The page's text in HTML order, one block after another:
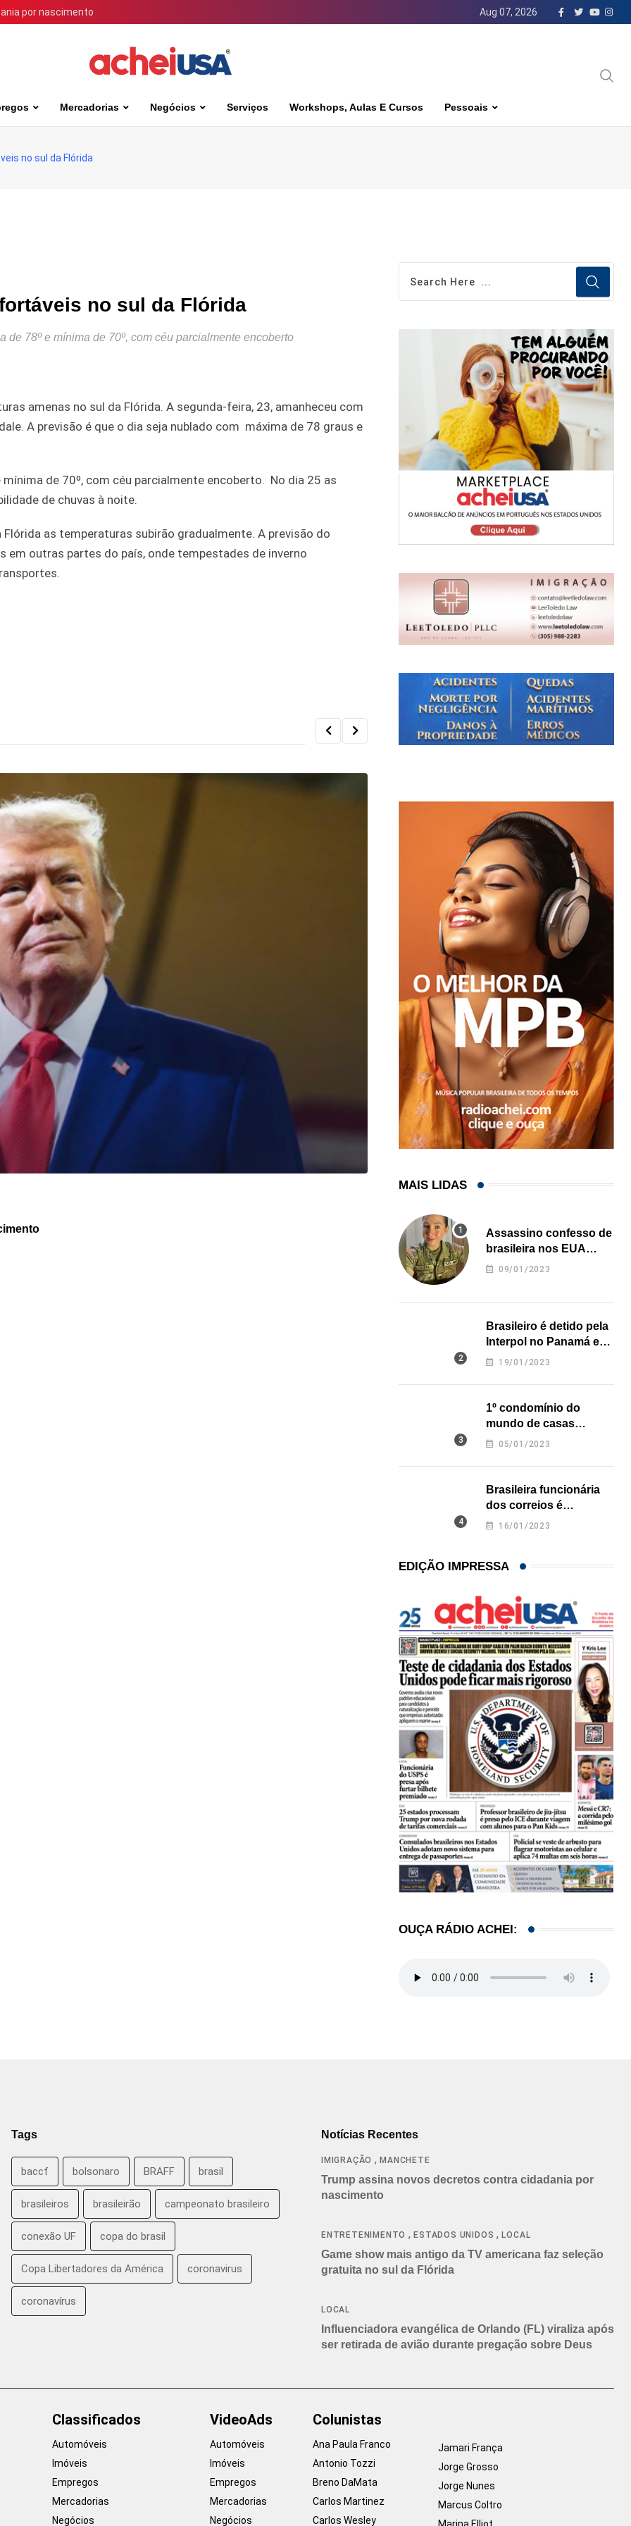
por nascimento Aug 07, 2026
Mercadorias Negócios Serviços Workshops, Aulas E Cursos Pessoais
no sul da Flórida
no sul da Flórida
78º e mínima de 70º, com céu parcialmente encoberto
amenas no sul da Flórida. A segunda-feira, 23, amanheceu com
A previsão é que o dia seja nublado com máxima de 78 graus e
de 70º, com céu parcialmente encoberto. No dia 25 as
de chuvas à noite.
as temperaturas subirão gradualmente. A previsão do
outras partes do país, onde tempestades de inverno
Game show mais antigo da TV americana faz...
07/08/2026
MAIS LIDAS
Assassino confesso de
brasileira nos EUA
revela onde deixou o
09/01/2023
Brasileiro é detido pela
Interpol no Panamá e
pode pegar prisão
19/01/2023
1º condomínio do
mundo de casas
impressas em 3D é
05/01/2023
Brasileira funcionária
dos correios é
assassinada a facadas
16/01/2023
EDIÇÃO IMPRESSA
OUÇA RÁDIO ACHEI:
Tags
baccf bolsonaro BRAFF brasil
brasileiros brasileirão campeonato brasileiro
conexão UF copa do brasil
Copa Libertadores da América coronavirus
coronavírus
Notícias Recentes
IMIGRAÇÃO ,MANCHETE
Trump assina novos decretos contra cidadania por
nascimento
ENTRETENIMENTO ,ESTADOS UNIDOS ,LOCAL
Game show mais antigo da TV americana faz seleção
gratuita no sul da Flórida
LOCAL
Influenciadora evangélica de Orlando (FL) viraliza após
ser retirada de avião durante pregação sobre Deus
Classificados
Automóveis
Imóveis
Empregos
Mercadorias
Negócios
VideoAds
Automóveis
Imóveis
Empregos
Mercadorias
Negócios
Colunistas
Ana Paula Franco
Antonio Tozzi
Breno DaMata
Carlos Martinez
Carlos Wesley
Jamari França
Jorge Grosso
Jorge Nunes
Marcus Coltro